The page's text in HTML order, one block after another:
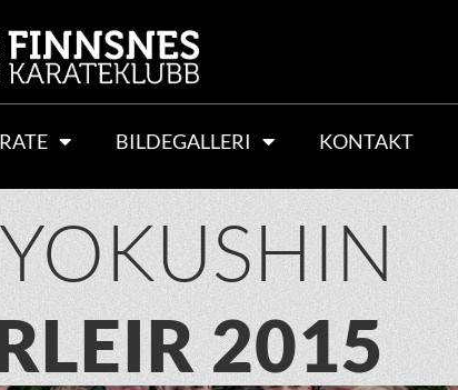
BILDEGALLERI KONTAKT
2015